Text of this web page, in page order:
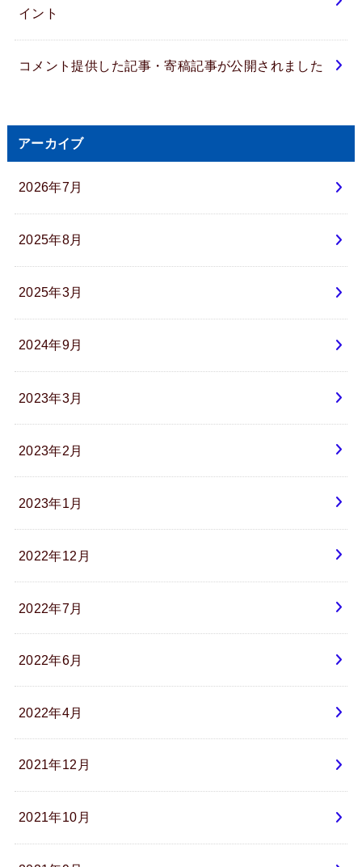
イント
コメント提供した記事・寄稿記事が公開されました
アーカイブ
2026年7月
2025年8月
2025年3月
2024年9月
2023年3月
2023年2月
2023年1月
2022年12月
2022年7月
2022年6月
2022年4月
2021年12月
2021年10月